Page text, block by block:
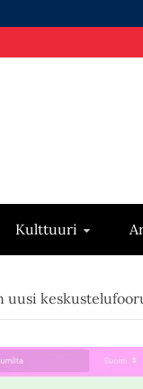
Kulttuuri
uusi